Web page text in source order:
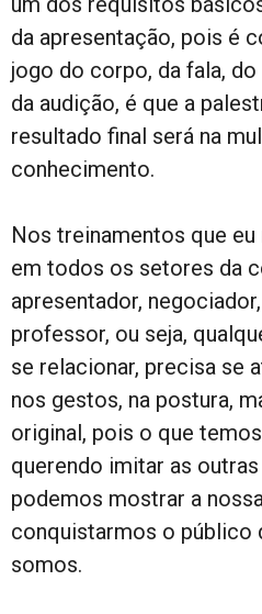
da apresentação, pois é
jogo do corpo, da fala,
da audição, é que a
resultado final será na
conhecimento.
Nos treinamentos que
em todos os setores da
apresentador,
professor, ou seja,
se relacionar, precisa se
nos gestos, na postura,
original, pois o que
querendo imitar as
podemos mostrar a
conquistarmos o público
somos.